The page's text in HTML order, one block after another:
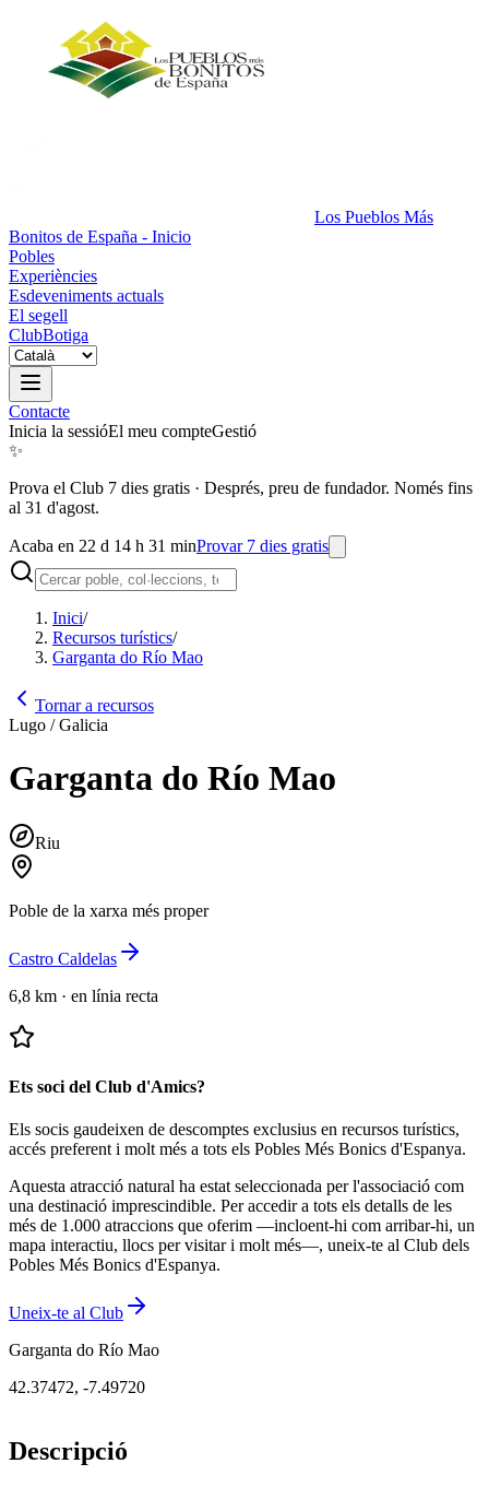
Los Pueblos Más
Bonitos de España - Inicio
Pobles
Experiències
Esdeveniments actuals
El segell
ClubBotiga
Contacte
Inicia la sessióEl meu compteGestió
✨
Prova el Club 7 dies gratis · Després, preu de fundador. Només fins
al 31 d'agost.
Acaba en 22 d 14 h 31 minProvar 7 dies gratis
Inici/
Recursos turístics/
Garganta do Río Mao
Tornar a recursos
Lugo / Galicia
Garganta do Río Mao
Riu
Poble de la xarxa més proper
Castro Caldelas
6,8 km · en línia recta
Ets soci del Club d'Amics?
Els socis gaudeixen de descomptes exclusius en recursos turístics,
accés preferent i molt més a tots els Pobles Més Bonics d'Espanya.
Aquesta atracció natural ha estat seleccionada per l'associació com
una destinació imprescindible. Per accedir a tots els detalls de les
més de 1.000 atraccions que oferim —incloent-hi com arribar-hi, un
mapa interactiu, llocs per visitar i molt més—, uneix-te al Club dels
Pobles Més Bonics d'Espanya.
Uneix-te al Club
Garganta do Río Mao
42.37472, -7.49720
Descripció